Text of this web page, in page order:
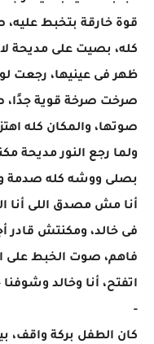
قوة خارقة بتخبط
كله، بصيت على مديحة
ظهر فى عينيها، رجعت
صرخت صرخة قوية جدًا،
صوتها، والمكان كله
ولما رجع النور مديحة
بصلى ووشه كله صدمة
أنا مش مصدق اللى أنا
فى خالد، ومكنتش قادر
فاهم، صوت الخبط على
اتفتح، أنا وخالد
-
كان الطفل بركة واقف،